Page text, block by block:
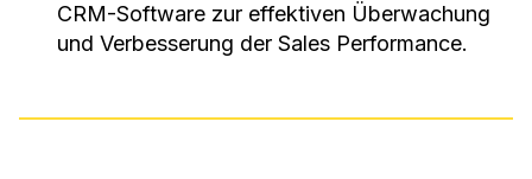
CRM-Software zur effektiven Überwachung
und Verbesserung der Sales Performance.